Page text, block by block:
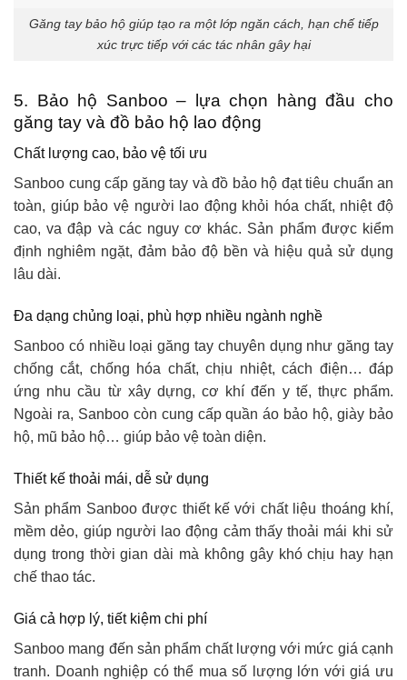
Găng tay bảo hộ giúp tạo ra một lớp ngăn cách, hạn chế tiếp
xúc trực tiếp với các tác nhân gây hại
5. Bảo hộ Sanboo – lựa chọn hàng đầu cho
găng tay và đồ bảo hộ lao động
Chất lượng cao, bảo vệ tối ưu
Sanboo cung cấp găng tay và đồ bảo hộ đạt tiêu chuẩn an
toàn, giúp bảo vệ người lao động khỏi hóa chất, nhiệt độ
cao, va đập và các nguy cơ khác. Sản phẩm được kiểm
định nghiêm ngặt, đảm bảo độ bền và hiệu quả sử dụng
lâu dài.
Đa dạng chủng loại, phù hợp nhiều ngành nghề
Sanboo có nhiều loại găng tay chuyên dụng như găng tay
chống cắt, chống hóa chất, chịu nhiệt, cách điện… đáp
ứng nhu cầu từ xây dựng, cơ khí đến y tế, thực phẩm.
Ngoài ra, Sanboo còn cung cấp quần áo bảo hộ, giày bảo
hộ, mũ bảo hộ… giúp bảo vệ toàn diện.
Thiết kế thoải mái, dễ sử dụng
Sản phẩm Sanboo được thiết kế với chất liệu thoáng khí,
mềm dẻo, giúp người lao động cảm thấy thoải mái khi sử
dụng trong thời gian dài mà không gây khó chịu hay hạn
chế thao tác.
Giá cả hợp lý, tiết kiệm chi phí
Sanboo mang đến sản phẩm chất lượng với mức giá cạnh
tranh. Doanh nghiệp có thể mua số lượng lớn với giá ưu